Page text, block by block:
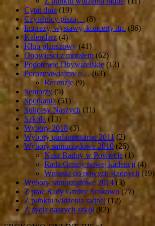
Cytat dnia (19)
Czytelnicy piszą… (8)
Imprezy, wystawy, koncerty itp. (86)
Kalendarz(4)
Klub planszowy (41)
Opowieści z morałem (62)
Pogotowie Obywatelskie (13)
Porozmawiajmy o…(63)
Recenzje (9)
Seniorzy (5)
Spotkania (51)
Sukcesy Naszych (11)
Szkoła (13)
Wybory 2018(3)
Wybory parlamentarne 2011 (2)
Wybory samorządowe 2010 (26)
Nasz Radny w Powiecie (1)
Rada Gminy nowej kadencji (4)
Wnioski do nowych Radnych (19)
Wybory samorządowe 2014 (3)
Z prac Rady Gminy Srokowo (77)
Z punktu widzenia radnej(12)
Z życia naszych szkół(82)